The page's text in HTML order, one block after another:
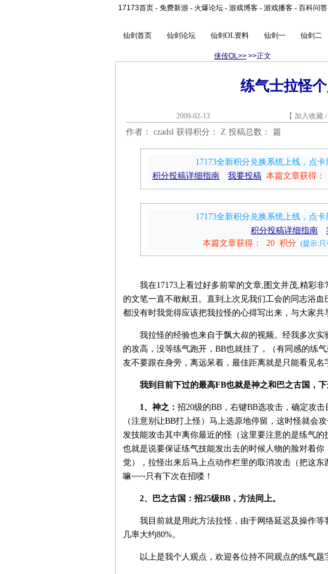
17173首页 - 免费新游 - 火爆论坛 - 游戏博客 - 游戏播客 - 百科问答
仙剑首页
仙剑论坛 仙剑OL资料 仙剑一 仙剑二
侠传OL>> >>正文
练气士拉怪
2009-02-13 【 加入收藏/
作者： czadsl 获得积分： Z 投稿总数： 篇
17173全新积分兑换系统上线，点
积分投稿详细指南
我要投稿 本篇文章获得：
17173全新积分兑换系统上线，点
积分投稿详细指南
本篇文章获得： 20 积分 (提示:
我在17173上看过好多前辈的文章,图文并茂,精彩非
的文笔一直不敢献丑。直到上次见我们工会的同志浴
都没有时我觉得应该把我拉怪的心得写出来，与大家共
我拉怪的经验也来自于飘大叔的视频。经我多次实
的攻高，没等练气跑开，BB也就挂了，（有同感的练
友不要跟在身旁，离远呆着，最佳距离就是只能看见名
我到目前下过的最高FB也就是神之和巴之古国，下
1、神之： 招20级的BB，右键BB选攻击，确定攻
（注意别让BB打上怪）马上选原地停留，这时怪就会
发技能攻击其中离你最近的怪（这里要注意的是练气的
也就是说要保证练气技能发出去的时候人物的脸对着
觉），拉怪出来后马上点动作栏里的取消攻击（把这
嘛~~~只有下次在招喽！
2、巴之古国：招25级BB，方法同上。
我目前就是用此方法拉怪，由于网络延迟及操作等
几率大约80%。
以上是我个人观点，欢迎各位持不同观点的练气题